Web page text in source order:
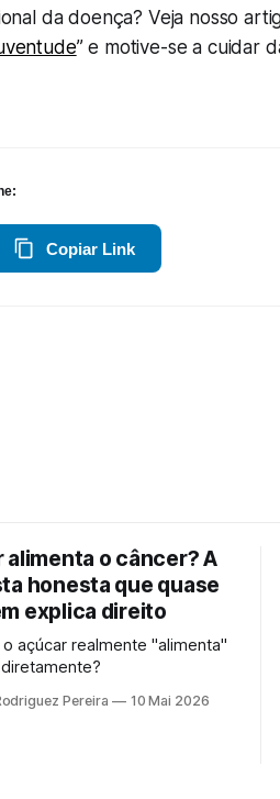
da doença? Veja nosso
” e motive-se a cuidar
Copiar Link
alimenta o câncer? A
honesta que quase
explica direito
açúcar realmente "alimenta"
Pereira 10 Mai 2026